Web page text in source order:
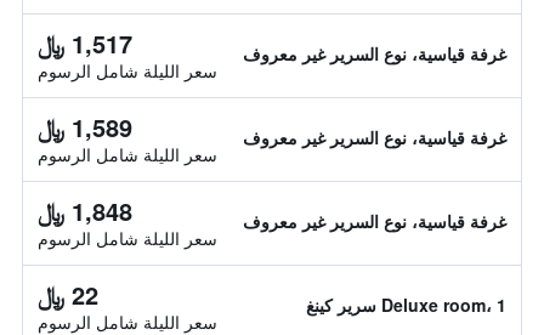
غرفة قياسية، نوع السرير غير معروف 1,517 ﷼
سعر الليلة شامل الرسوم
غرفة قياسية، نوع السرير غير معروف 1,589 ﷼
سعر الليلة شامل الرسوم
غرفة قياسية، نوع السرير غير معروف 1,848 ﷼
سعر الليلة شامل الرسوم
Deluxe room، 1 سرير كينغ 22 ﷼
سعر الليلة شامل الرسوم